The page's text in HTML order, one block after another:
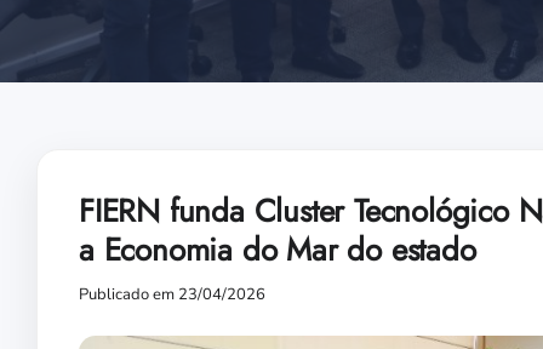
FIERN funda Cluster Tecnológico
a Economia do Mar do estado
Publicado em 23/04/2026